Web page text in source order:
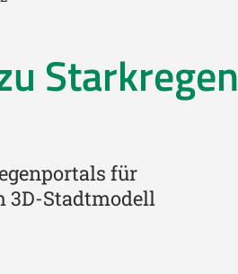
Starkregen
für
3D-Stadtmodell